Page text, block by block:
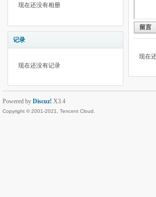
现在还没有相册
记录
现在还没有记录
留言
现在
Powered by Discuz! X3.4
Copyright © 2001-2021, Tencent Cloud.